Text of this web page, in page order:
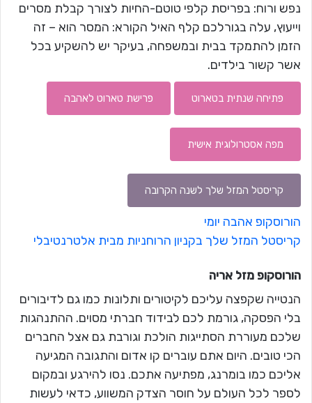
נפש ורוח: בפריסת קלפי טוטם-החיות לצורך קבלת מסרים
וייעוץ, עלה בגורלכם קלף האיל הקורא: המסר הוא – זה
הזמן להתמקד בבית ובמשפחה, בעיקר יש להשקיע בכל
אשר קשור בילדים.
פתיחה שנתית בטארוט פרישת טארוט לאהבה
מפה אסטרולוגית אישית
קריסטל המזל שלך לשנה הקרובה
הורוסקופ אהבה יומי
קריסטל המזל שלך בקניון הרוחניות מבית אלטרנטיבלי
הורוסקופ מזל אריה
הנטייה שקפצה עליכם לקיטורים ותלונות כמו גם לדיבורים
בלי הפסקה, גורמת לכם לבידוד חברתי מסוים. ההתנהגות
שלכם מעוררת הסתייגות הולכת וגורבת גם אצל החברים
הכי טובים. היום אתם עוברים קו אדום והתגובה המגיעה
אליכם כמו בומרנג, מפתיעה אתכם. נסו להירגע ובמקום
לספר לכל העולם על חוסר הצדק המשווע, כדאי לעשות